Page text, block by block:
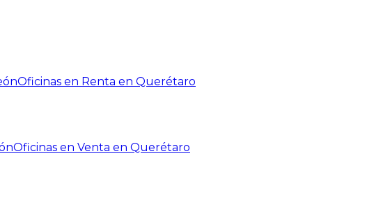
Oficinas en Renta en Querétaro
Oficinas en Venta en Querétaro